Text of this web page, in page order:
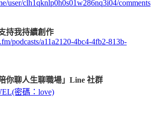
user/clh1qknlp0h0s01w286nq3i04/comments
持我持續創作
podcasts/a11a2120-4bc4-4fb2-813b-
你聊人生聊職場」Line 社群
密碼：love)